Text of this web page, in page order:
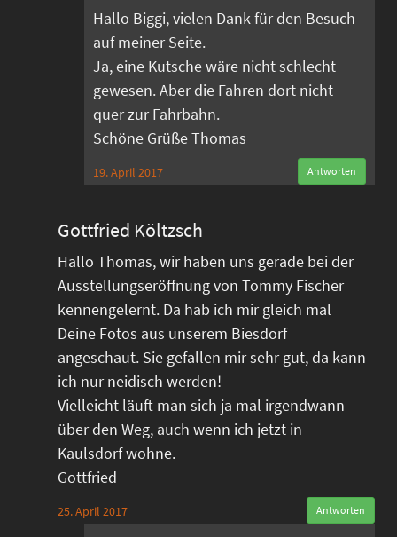
Hallo Biggi, vielen Dank für den Besuch
auf meiner Seite.
Ja, eine Kutsche wäre nicht schlecht
gewesen. Aber die Fahren dort nicht
quer zur Fahrbahn.
Schöne Grüße Thomas
19. April 2017 Antworten
Gottfried Költzsch
Hallo Thomas, wir haben uns gerade bei der
Ausstellungseröffnung von Tommy Fischer
kennengelernt. Da hab ich mir gleich mal
Deine Fotos aus unserem Biesdorf
angeschaut. Sie gefallen mir sehr gut, da kann
ich nur neidisch werden!
Vielleicht läuft man sich ja mal irgendwann
über den Weg, auch wenn ich jetzt in
Kaulsdorf wohne.
Gottfried
25. April 2017 Antworten